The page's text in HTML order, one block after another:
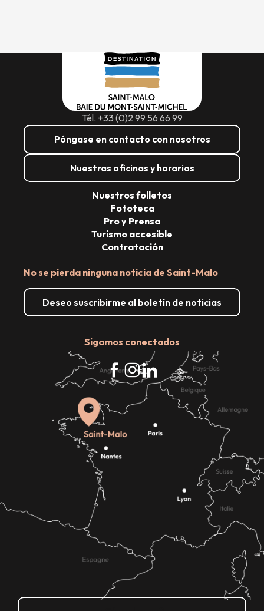
Tél. +33 (0)2 99 56 66 99
Póngase en contacto con nosotros
Nuestras oficinas y horarios
No se pierda ninguna noticia de Saint-Malo
Deseo suscribirme al boletín de noticias
Sigamos conectados
Nuestros folletos
Fototeca
Pro y Prensa
Turismo accesible
Contratación